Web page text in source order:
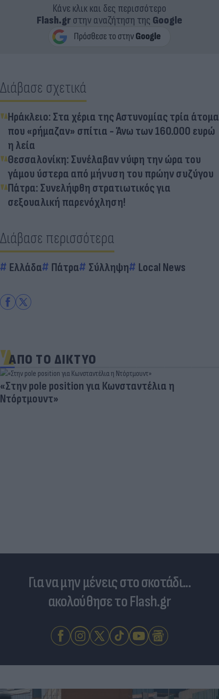
Κάνε κλικ και δες περισσότερο
Flash.grστην αναζήτηση της Google
Διάβασε σχετικά
Ηράκλειο: Στα χέρια της Αστυνομίας τρία άτομα
που «ρήμαζαν» σπίτια - Άνω των 160.000 ευρώ
η λεία
Θεσσαλονίκη: Συνέλαβαν νύφη την ώρα του
γάμου ύστερα από μήνυση του πρώην συζύγου
Πάτρα: Συνελήφθη στρατιωτικός για
σεξουαλική παρενόχληση!
Διάβασε περισσότερα
Ελλάδα Πάτρα Σύλληψη Local News
ΑΠΟ ΤΟ ΔΙΚΤΥΟ
Για να μην μένεις στο σκοτάδι...
ακολούθησε το Flash.gr